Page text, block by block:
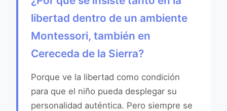
libertad dentro de un ambiente
Montessori, también en
Cereceda de la Sierra?
Porque ve la libertad como condición
para que el niño pueda desplegar su
personalidad auténtica. Pero siempre se